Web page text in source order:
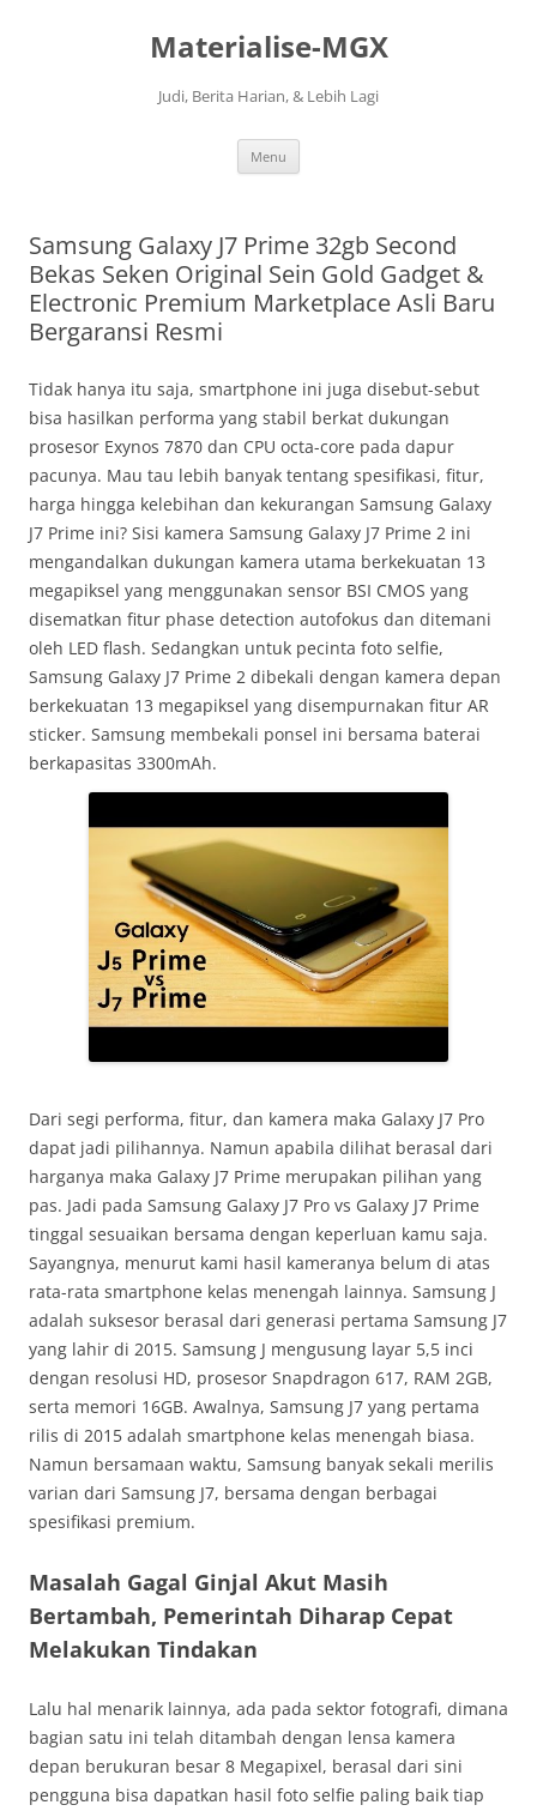
Materialise-MGX
Judi, Berita Harian, & Lebih Lagi
Menu
Samsung Galaxy J7 Prime 32gb Second
Bekas Seken Original Sein Gold Gadget &
Electronic Premium Marketplace Asli Baru
Bergaransi Resmi
Tidak hanya itu saja, smartphone ini juga disebut-sebut
bisa hasilkan performa yang stabil berkat dukungan
prosesor Exynos 7870 dan CPU octa-core pada dapur
pacunya. Mau tau lebih banyak tentang spesifikasi, fitur,
harga hingga kelebihan dan kekurangan Samsung Galaxy
J7 Prime ini? Sisi kamera Samsung Galaxy J7 Prime 2 ini
mengandalkan dukungan kamera utama berkekuatan 13
megapiksel yang menggunakan sensor BSI CMOS yang
disematkan fitur phase detection autofokus dan ditemani
oleh LED flash. Sedangkan untuk pecinta foto selfie,
Samsung Galaxy J7 Prime 2 dibekali dengan kamera depan
berkekuatan 13 megapiksel yang disempurnakan fitur AR
sticker. Samsung membekali ponsel ini bersama baterai
berkapasitas 3300mAh.
Dari segi performa, fitur, dan kamera maka Galaxy J7 Pro
dapat jadi pilihannya. Namun apabila dilihat berasal dari
harganya maka Galaxy J7 Prime merupakan pilihan yang
pas. Jadi pada Samsung Galaxy J7 Pro vs Galaxy J7 Prime
tinggal sesuaikan bersama dengan keperluan kamu saja.
Sayangnya, menurut kami hasil kameranya belum di atas
rata-rata smartphone kelas menengah lainnya. Samsung J
adalah suksesor berasal dari generasi pertama Samsung J7
yang lahir di 2015. Samsung J mengusung layar 5,5 inci
dengan resolusi HD, prosesor Snapdragon 617, RAM 2GB,
serta memori 16GB. Awalnya, Samsung J7 yang pertama
rilis di 2015 adalah smartphone kelas menengah biasa.
Namun bersamaan waktu, Samsung banyak sekali merilis
varian dari Samsung J7, bersama dengan berbagai
spesifikasi premium.
Masalah Gagal Ginjal Akut Masih
Bertambah, Pemerintah Diharap Cepat
Melakukan Tindakan
Lalu hal menarik lainnya, ada pada sektor fotografi, dimana
bagian satu ini telah ditambah dengan lensa kamera
depan berukuran besar 8 Megapixel, berasal dari sini
pengguna bisa dapatkan hasil foto selfie paling baik tiap